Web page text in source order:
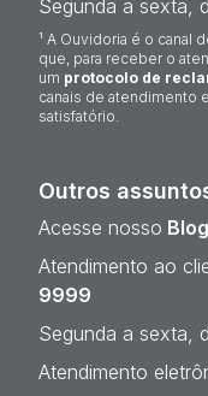
Segunda a sexta,
¹ A Ouvidoria é o canal
que, para receber o
um protocolo de
canais de atendimento
satisfatório.
Outros
Acesse nosso Blog
Atendimento ao
9999
Segunda a sexta,
Atendimento